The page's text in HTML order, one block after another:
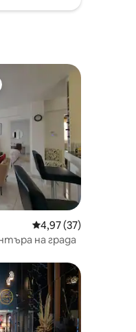
гостите
Средна оценка:
4,97 (37)
на града